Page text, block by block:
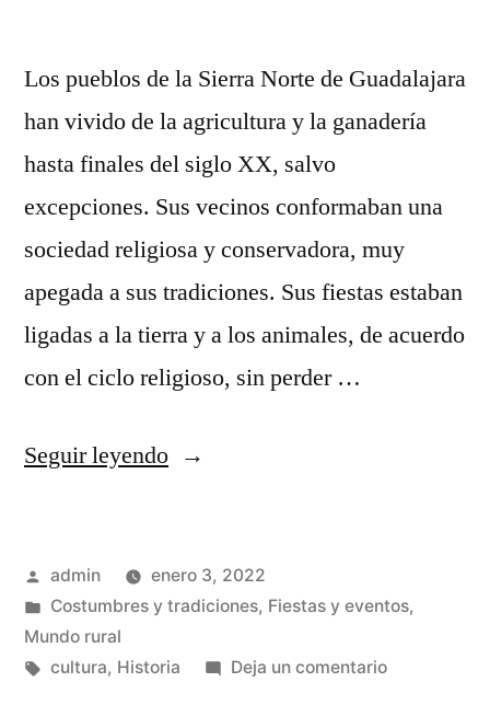
Los pueblos de la Sierra Norte de Guadalajara
han vivido de la agricultura y la ganadería
hasta finales del siglo XX, salvo
excepciones. Sus vecinos conformaban una
sociedad religiosa y conservadora, muy
apegada a sus tradiciones. Sus fiestas estaban
ligadas a la tierra y a los animales, de acuerdo
con el ciclo religioso, sin perder …
Seguir leyendo«Fiestas
Publicado
por
admin
enero 3, 2022
Publicado
en
Costumbres y tradiciones, Fiestas y eventos,
Mundo rural
Etiquetas:
cultura, Historia Deja un comentarioen